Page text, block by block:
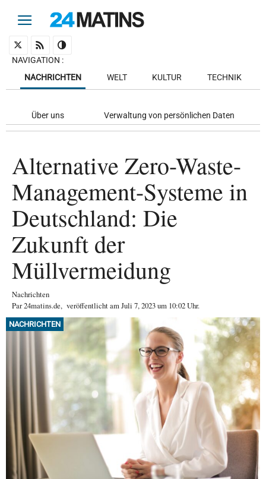
NAVIGATION :
NACHRICHTEN
WELT KULTUR TECHNIK
Über uns Verwaltung von persönlichen Daten
Alternative Zero-Waste-
Management-Systeme in
Deutschland: Die
Zukunft der
Müllvermeidung
Nachrichten
Par24matins.de, veröffentlicht amJuli 7, 2023um 10:02 Uhr.
NACHRICHTEN